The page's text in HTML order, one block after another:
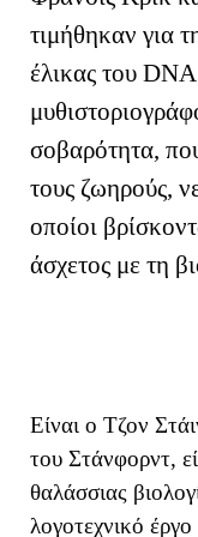
τιμήθηκαν για
έλικας του DNA
σοβαρότητα,
τους ζωηρούς,
οποίοι
άσχετος με τη
Είναι ο Τζον
του Στάνφορντ,
θαλάσσιας
λογοτεχνικό